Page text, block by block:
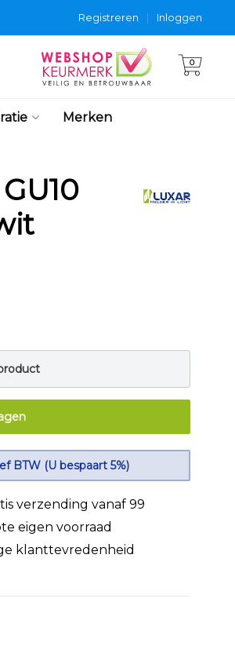
Inloggen
|
Registreren
0
Merken
BTW (U bespaart 5%)
verzending vanaf 99
eigen voorraad
klanttevredenheid